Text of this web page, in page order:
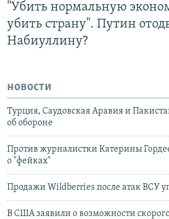
"Убить нормальную
убить страну". Путин
Набиуллину?
новости
Турция, Саудовская Аравия и
об обороне
Против журналистки Катерины
о "фейках"
Продажи Wildberries после атак ВСУ
В США заявили о возможности